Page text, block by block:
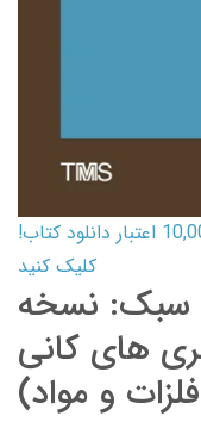
کارت اعتباری کتاب دانلود با 10,000,000 اعتبار دانلود کتاب!
کلیک کنید
سبک: نسخه
های کانی
و مواد)